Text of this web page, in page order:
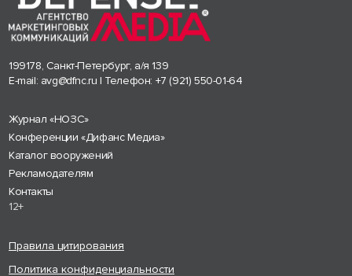
199178, Санкт-Петербург, а/я 139
E-mail: avg@dfnc.ru | Телефон: +7 (921) 550-01-64
Журнал «НОЗС»
Конференции «Дифанс Медиа»
Каталог вооружений
Рекламодателям
Контакты
12+
Правила цитирования
Политика конфиденциальности